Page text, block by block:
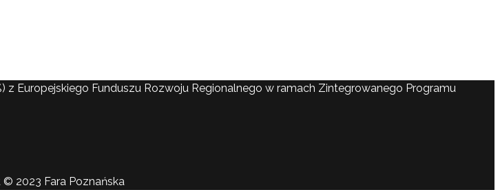
z Europejskiego Funduszu Rozwoju Regionalnego w ramach Zintegrowanego Programu
2023 Fara Poznańska